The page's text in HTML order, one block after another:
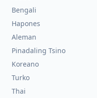
Bengali
Hapones
Aleman
Pinadaling Tsino
Koreano
Turko
Thai